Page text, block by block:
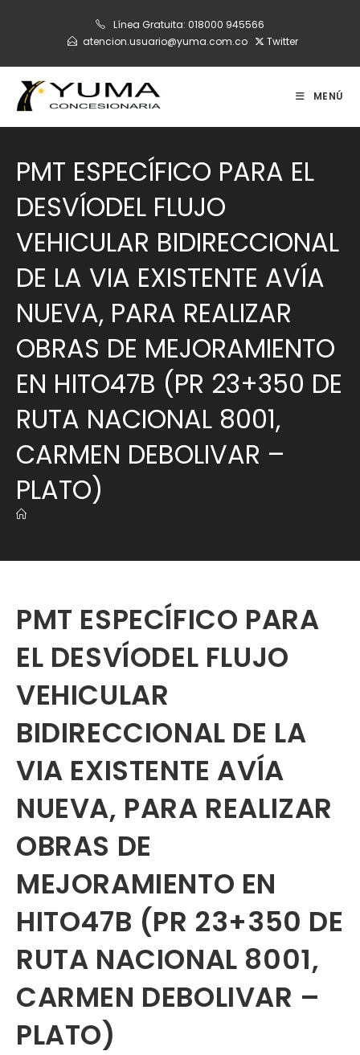
Línea Gratuita: 018000 945566
atencion.usuario@yuma.com.co
Twitter
MENÚ
PMT ESPECÍFICO PARA EL
DESVÍODEL FLUJO
VEHICULAR BIDIRECCIONAL
DE LA VIA EXISTENTE AVÍA
NUEVA, PARA REALIZAR
OBRAS DE MEJORAMIENTO
EN HITO47B (PR 23+350 DE
RUTA NACIONAL 8001,
CARMEN DEBOLIVAR –
PLATO)
PMT ESPECÍFICO PARA
EL DESVÍODEL FLUJO
VEHICULAR
BIDIRECCIONAL DE LA
VIA EXISTENTE AVÍA
NUEVA, PARA REALIZAR
OBRAS DE
MEJORAMIENTO EN
HITO47B (PR 23+350 DE
RUTA NACIONAL 8001,
CARMEN DEBOLIVAR –
PLATO)